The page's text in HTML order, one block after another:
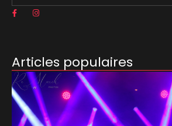
Articles populaires